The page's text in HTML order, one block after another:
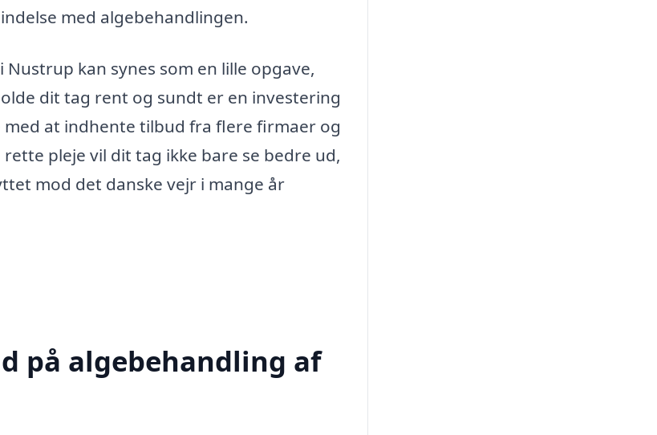
med algebehandlingen.
kan synes som en lille opgave,
dit tag rent og sundt er en investering
med at indhente tilbud fra flere firmaer og
pleje vil dit tag ikke bare se bedre ud,
mod det danske vejr i mange år
på algebehandling af